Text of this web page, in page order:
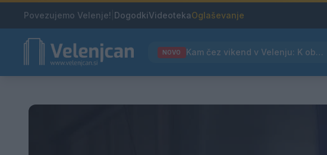
Povezujemo Velenje! DogodkiVideotekaOglaševanje
NOVO Kam čez vikend v Velenju: K obisku vabi Poletni bolšji sejem